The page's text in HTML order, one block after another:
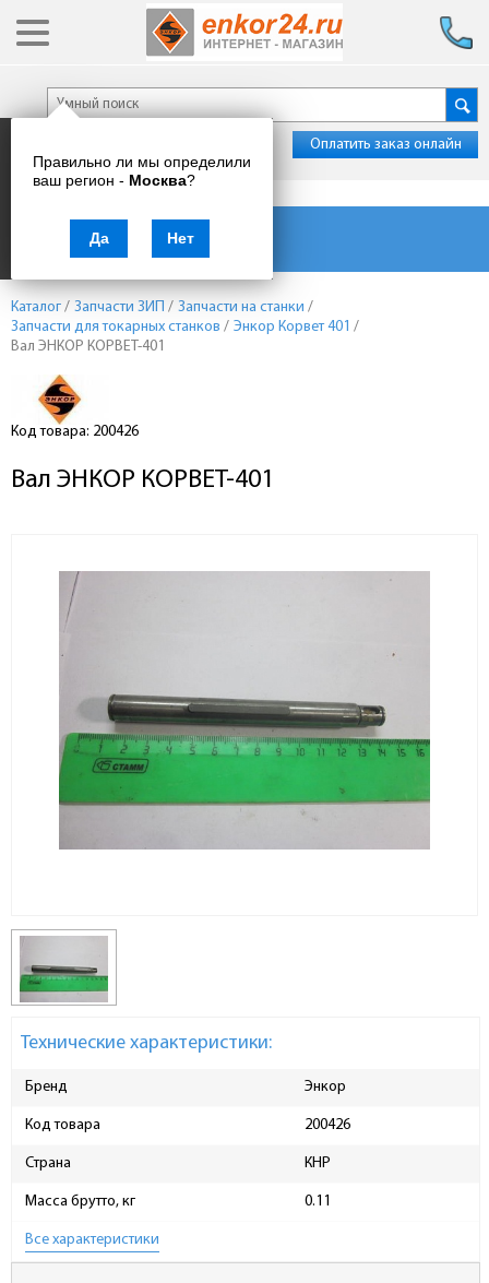
Правильно ли мы определили
ваш регион - Москва?
Да Нет
Оплатить заказ онлайн
Каталог товаров
Каталог / Запчасти ЗИП / Запчасти на станки /
Запчасти для токарных станков / Энкор Корвет 401 /
Вал ЭНКОР КОРВЕТ-401
Код товара: 200426
Вал ЭНКОР КОРВЕТ-401
Технические характеристики:
Бренд Энкор
Код товара 200426
Страна КНР
Масса брутто, кг 0.11
Все характеристики